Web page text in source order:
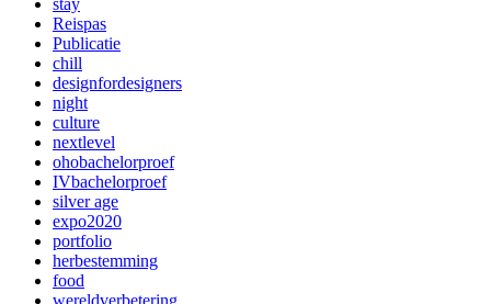
Reispas
Publicatie
chill
designfordesigners
night
culture
nextlevel
ohobachelorproef
IVbachelorproef
silver age
expo2020
portfolio
herbestemming
food
wereldverbetering